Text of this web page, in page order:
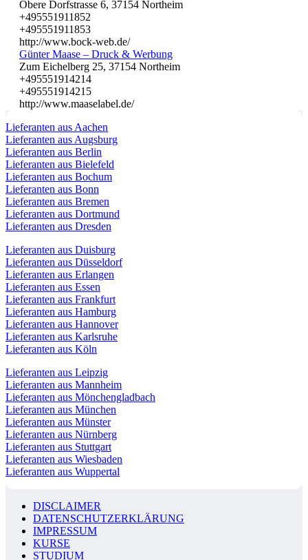
Obere Dorfstrasse 6, 37154 Northeim
+495551911852
+495551911853
http://www.bock-web.de/
Günter Maase – Druck & Werbung
Zum Eichelberg 25, 37154 Northeim
+495551914214
+495551914215
http://www.maaselabel.de/
Lieferanten aus Aachen
Lieferanten aus Augsburg
Lieferanten aus Berlin
Lieferanten aus Bielefeld
Lieferanten aus Bochum
Lieferanten aus Bonn
Lieferanten aus Bremen
Lieferanten aus Dortmund
Lieferanten aus Dresden
Lieferanten aus Duisburg
Lieferanten aus Düsseldorf
Lieferanten aus Erlangen
Lieferanten aus Essen
Lieferanten aus Frankfurt
Lieferanten aus Hamburg
Lieferanten aus Hannover
Lieferanten aus Karlsruhe
Lieferanten aus Köln
Lieferanten aus Leipzig
Lieferanten aus Mannheim
Lieferanten aus Mönchengladbach
Lieferanten aus München
Lieferanten aus Münster
Lieferanten aus Nürnberg
Lieferanten aus Stuttgart
Lieferanten aus Wiesbaden
Lieferanten aus Wuppertal
DISCLAIMER
DATENSCHUTZERKLÄRUNG
IMPRESSUM
KURSE
STUDIUM